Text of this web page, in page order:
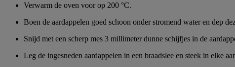
Verwarm de oven voor op 200 °C.
Boen de aardappelen goed schoon onder stromend water en dep
Snijd met een scherp mes 3 millimeter dunne schijfjes in de
Leg de ingesneden aardappelen in een braadslee en steek in elke